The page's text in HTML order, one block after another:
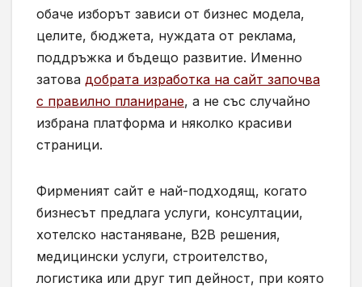
обаче изборът зависи от бизнес модела,
целите, бюджета, нуждата от реклама,
поддръжка и бъдещо развитие. Именно
затова добрата изработка на сайт започва
с правилно планиране, а не със случайно
избрана платформа и няколко красиви
страници.
Фирменият сайт е най-подходящ, когато
бизнесът предлага услуги, консултации,
хотелско настаняване, B2B решения,
медицински услуги, строителство,
логистика или друг тип дейност, при която